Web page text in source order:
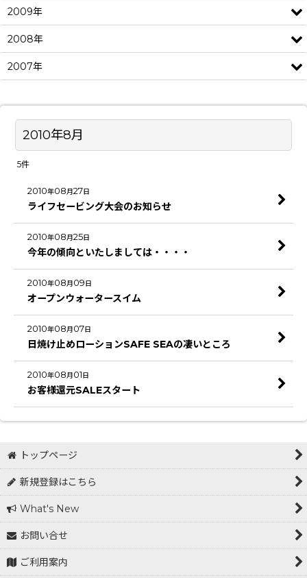
2010年8月
5件
2010年08月27日
ライフセービング大会のお知らせ
2010年08月25日
今年の傾向といたしましては・・・・
2010年08月 09 日
オープンウォータースイム
2010年08月 07日
日焼け止めローションSAFE SEAの凄いところ
2010年08月 01 日
お客様還元SALEスタート
2009年
2008年
2007年
トップページ
新規登録はこちら
What's New
お問い合せ
ご利用案内